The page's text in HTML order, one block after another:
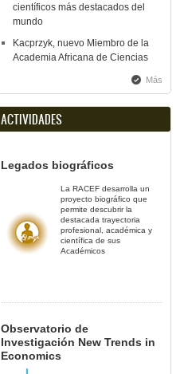
científicos más destacados del
mundo
Kacprzyk, nuevo Miembro de la
Academia Africana de Ciencias
Más
ACTIVIDADES
Legados biográficos
La RACEF desarrolla un
proyecto biográfico que
permite descubrir la
destacada trayectoria
profesional, académica y
científica de sus
Académicos
Observatorio de
Investigación New Trends in
Economics